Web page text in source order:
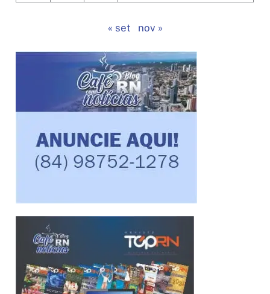
« set nov »